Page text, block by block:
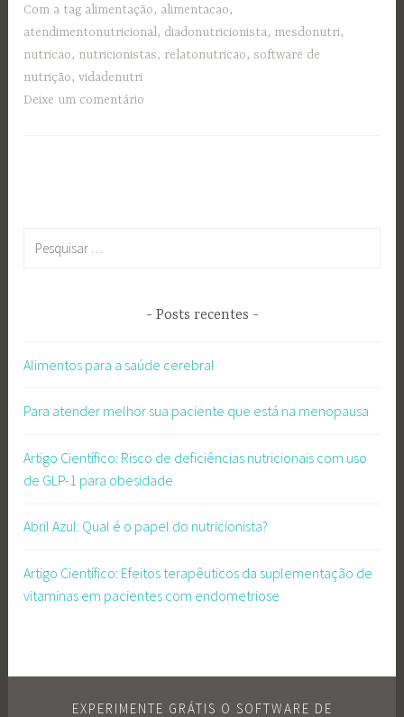
Com a tag alimentação, alimentacao,
atendimentonutricional, diadonutricionista, mesdonutri,
nutricao, nutricionistas, relatonutricao,software de
nutrição,vidadenutri
Deixe um comentário
Posts recentes
Alimentos para a saúde cerebral
Para atender melhor sua paciente que está na menopausa
Artigo Científico: Risco de deficiências nutricionais com uso
de GLP-1 para obesidade
Abril Azul: Qual é o papel do nutricionista?
Artigo Científico: Efeitos terapêuticos da suplementação de
vitaminas em pacientes com endometriose
EXPERIMENTE GRÁTIS O SOFTWARE DE